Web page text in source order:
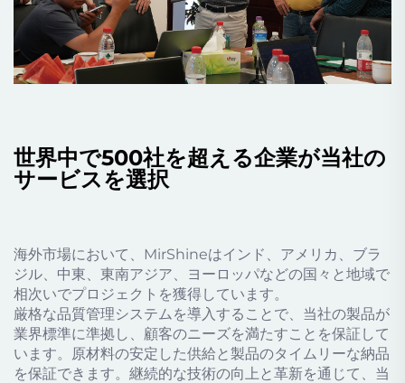
世界中で500社を超える企業が当社の
サービスを選択
海外市場において、MirShineはインド、アメリカ、ブラ
ジル、中東、東南アジア、ヨーロッパなどの国々と地域で
相次いでプロジェクトを獲得しています。
厳格な品質管理システムを導入することで、当社の製品が
業界標準に準拠し、顧客のニーズを満たすことを保証して
います。原材料の安定した供給と製品のタイムリーな納品
を保証できます。継続的な技術の向上と革新を通じて、当